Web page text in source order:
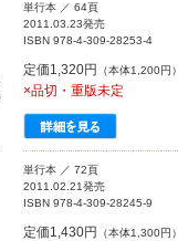
単行本 ／ 64頁
2011.03.23発売
ISBN 978-4-309-28253-4
定価1,320円 （本体1,200円）
×品切・重版未定
単行本 ／ 72頁
2011.02.21発売
ISBN 978-4-309-28245-9
定価1,430円 （本体1,300円）